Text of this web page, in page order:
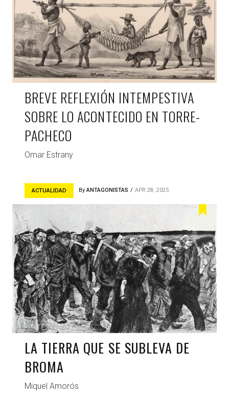
BREVE REFLEXIÓN INTEMPESTIVA
SOBRE LO ACONTECIDO EN TORRE-
PACHECO
Omar Estrany
ACTUALIDAD ByANTAGONISTAS APR 28, 2025
LA TIERRA QUE SE SUBLEVA DE
BROMA
Miquel Amorós